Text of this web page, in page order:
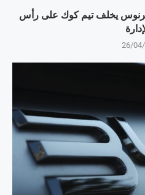
يخلف تيم كوك على رأس
26/